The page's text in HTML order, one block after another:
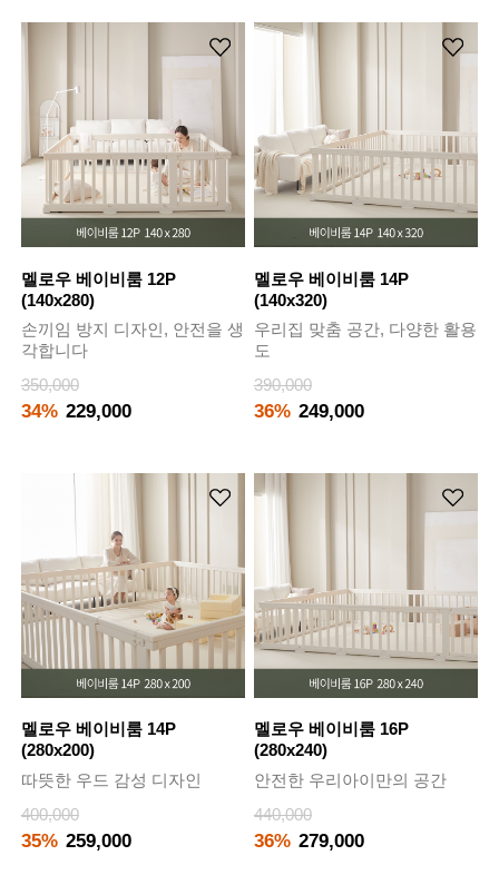
멜로우 베이비룸 12P
(140x280)
손끼임 방지 디자인, 안전을 생
각합니다
350,000
34% 229,000
멜로우 베이비룸 14P
(140x320)
우리집 맞춤 공간, 다양한 활용
도
390,000
36% 249,000
멜로우 베이비룸 14P
(280x200)
따뜻한 우드 감성 디자인
400,000
35% 259,000
멜로우 베이비룸 16P
(280x240)
안전한 우리아이만의 공간
440,000
36% 279,000